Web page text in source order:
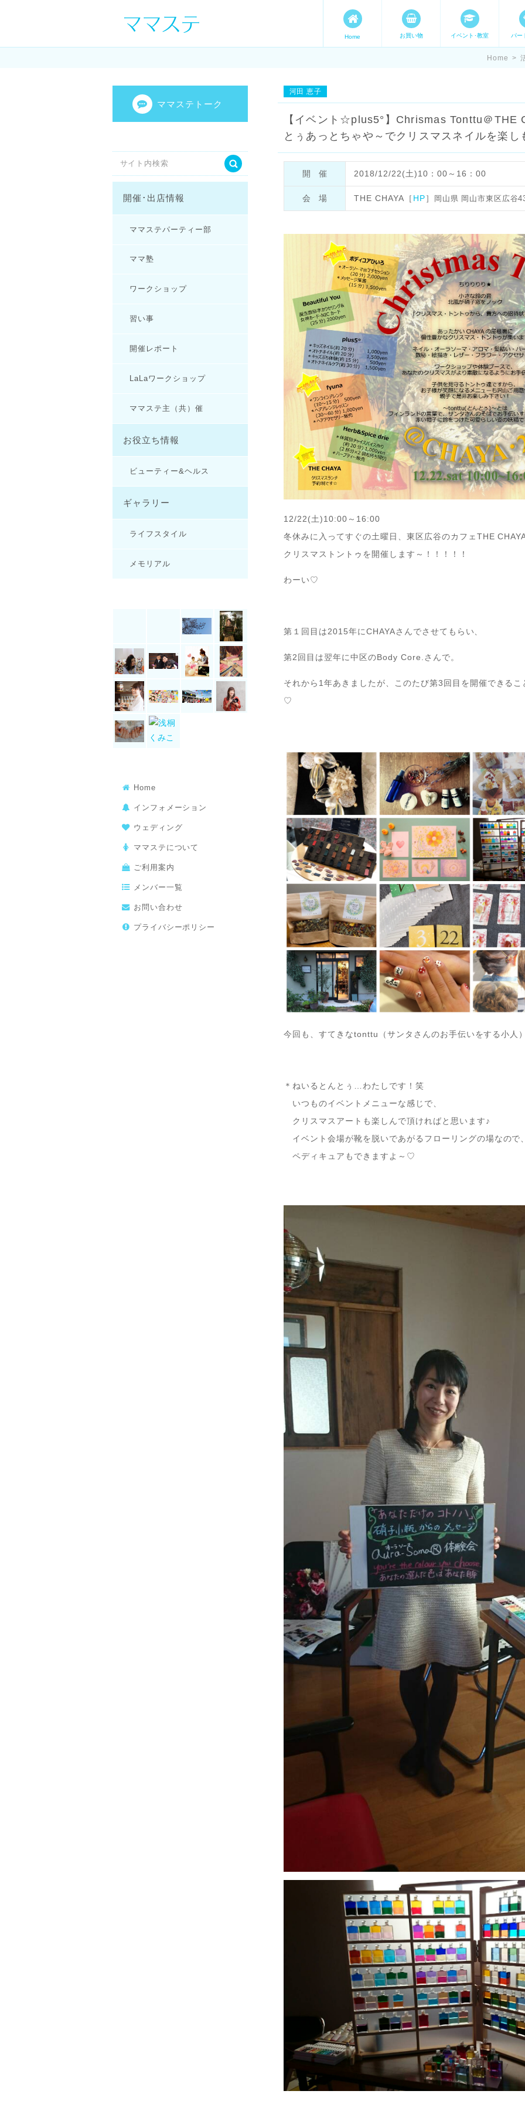
ママの才能発信します。 手づくり表現ステージ
Home お買い物 イベント･教室 パー
Home >
河田 恵子
【イベント☆plus5°】Chrismas Tonttu＠THE
とぅあっとちゃや～でクリスマスネイルを楽
開催 2018/12/22(土)10：00～16：00
会場 THE CHAYA［ HP］ 岡山県 岡山市東区広谷
12/22(土)10:00～16:00
冬休みに入ってすぐの土曜日、東区広谷のカフェTHE
クリスマストントゥを開催します～！！！！！
わーい♡
第１回目は2015年にCHAYAさんでさせてもらい、
第2回目は翌年に中区のBody Core.さんで。
それから1年あきましたが、このたび第3回目を開催できる
♡
今回も、すてきなtonttu（サンタさんのお手伝いをする小人
＊ねいるとんとぅ…わたしです！笑
いつものイベントメニューな感じで、
クリスマスアートも楽しんで頂ければと思います♪
イベント会場が靴を脱いであがるフローリングの場なので
ペディキュアもできますよ～♡
ママステトーク
開催･出店情報
ママステパーティー部
ママ塾
ワークショップ
習い事
開催レポート
LaLaワークショップ
ママステ主（共）催
お役立ち情報
ビューティー&ヘルス
ギャラリー
ライフスタイル
メモリアル
Home
インフォメーション
ウェディング
ママステについて
ご利用案内
メンバー一覧
お問い合わせ
プライバシーポリシー